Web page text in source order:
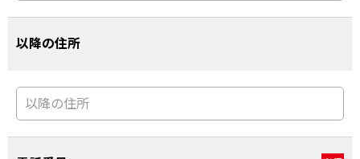
以降の住所